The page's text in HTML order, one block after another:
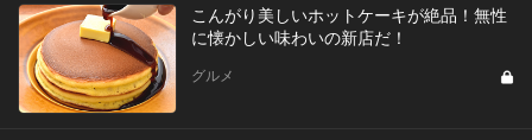
こんがり美しいホットケーキが絶品！無性
に懐かしい味わいの新店だ！
グルメ